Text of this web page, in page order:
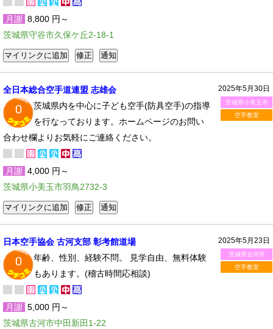
月謝 8,800 円～
茨城県守谷市久保ケ丘2-18-1
2025年5月30日
茨城県小美玉市
空手教室
全日本総合空手道連盟 志雄会
0
茨城県内を中心に子ども空手(防具空手)の指導
を行なっております。ホームページのお問い
合わせ欄よりお気軽にご連絡ください。
月謝 4,000 円～
茨城県小美玉市羽鳥2732-3
2025年5月23日
茨城県古河市
空手教室
日本空手協会 古河支部 彰考館道場
0
年齢、性別、経験不問。 見学自由、無料体験
もあります。(稽古時間応相談)
月謝 5,000 円～
茨城県古河市中田新田1-22